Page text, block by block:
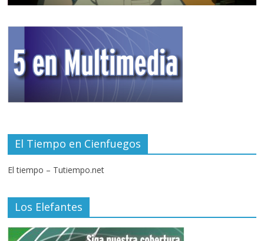
El Tiempo en Cienfuegos
El tiempo – Tutiempo.net
Los Elefantes